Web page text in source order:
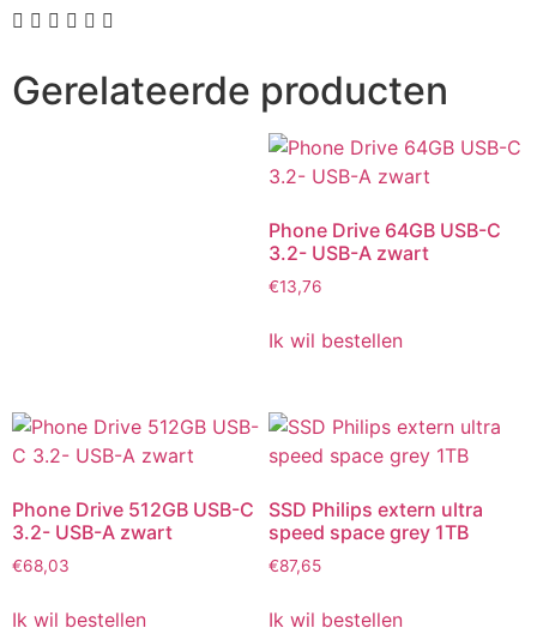
Gerelateerde producten
Phone Drive 64GB USB-C
3.2- USB-A zwart
€13,76
Ik wil bestellen
Phone Drive 512GB USB-C
3.2- USB-A zwart
€68,03
Ik wil bestellen
SSD Philips extern ultra
speed space grey 1TB
€87,65
Ik wil bestellen